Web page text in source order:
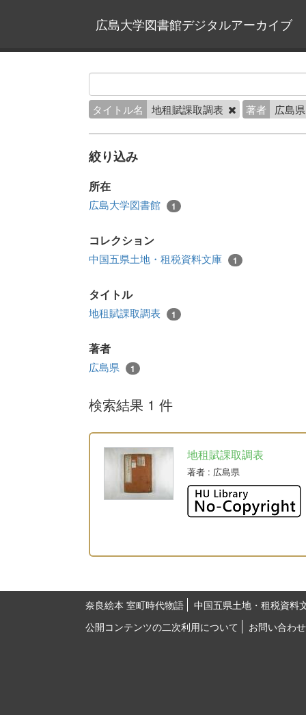
広島大学図書館デジタルアーカイブ
タイトル名 地租賦課取調表 著者 広島
絞り込み
所在
広島大学図書館 1
コレクション
中国五県土地・租税資料文庫 1
タイトル
地租賦課取調表 1
著者
広島県 1
検索結果 1 件
地租賦課取調表
著者 : 広島県
奈良絵本 室町時代物語
中国五県土地・租税資料
公開コンテンツの二次利用について
お問い合わせ